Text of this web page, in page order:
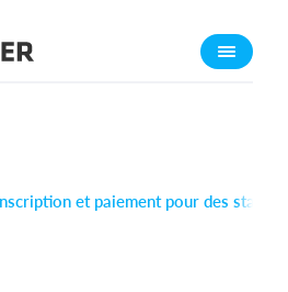
et paiement pour des stages